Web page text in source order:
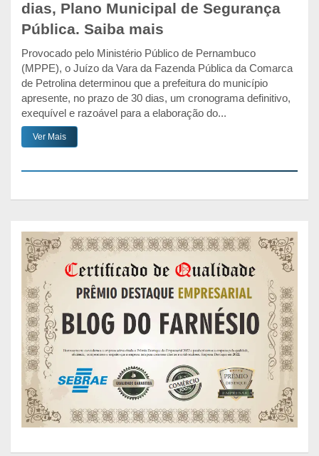
dias, Plano Municipal de Segurança
Pública. Saiba mais
Provocado pelo Ministério Público de Pernambuco
(MPPE), o Juízo da Vara da Fazenda Pública da Comarca
de Petrolina determinou que a prefeitura do município
apresente, no prazo de 30 dias, um cronograma definitivo,
exequível e razoável para a elaboração do...
Ver Mais